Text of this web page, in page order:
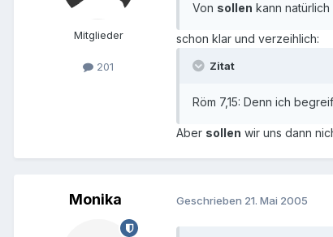
Mitglieder
201
Von sollen kann
schon klar und verzeihlich:
Zitat
Röm 7,15: Denn ich
Aber sollen wir uns dann
Monika Geschrieben 21. Mai 2005